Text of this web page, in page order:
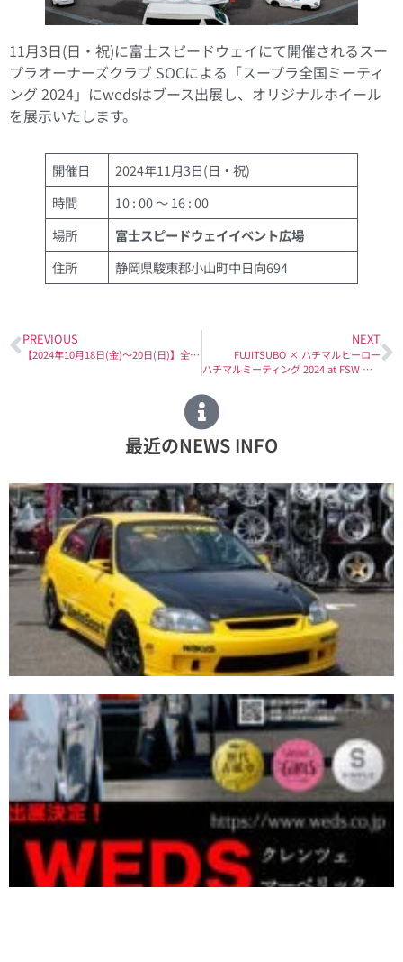
11月3日(日・祝)に富士スピードウェイにて開催されるスー
プラオーナーズクラブ SOCによる「スープラ全国ミーティ
ング 2024」にwedsはブース出展し、オリジナルホイール
を展示いたします。
開催日
2024年11月3日(日・祝)
時間
10 : 00 ～ 16 : 00
場所
富士スピードウェイイベント広場
住所
静岡県駿東郡小山町中日向694
PREVIOUS
【2024年10月18日(金)〜20日(日)】全日本ラリー選手権第8戦「MORIZO Challenge Cup」において、ADVICS with K-one Racing Teamが優勝を飾りました。
NEXT
FUJITSUBO × ハチマルヒーロー
ハチマルミーティング 2024 at FSW に出展します。
最近のNEWS INFO